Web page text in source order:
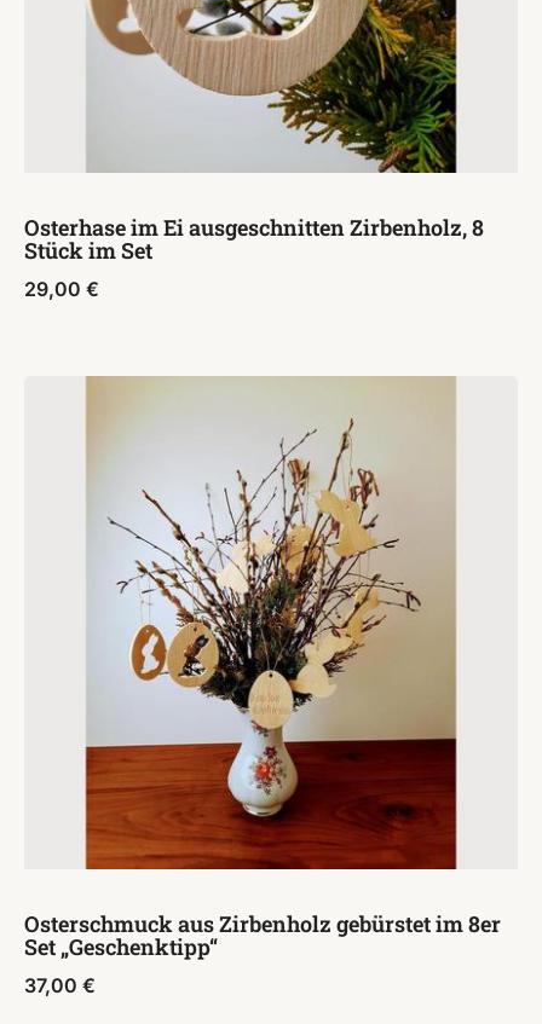
Osterhase im Ei ausgeschnitten Zirbenholz, 8
Stück im Set
29,00 €
Osterschmuck aus Zirbenholz gebürstet im 8er
Set „Geschenktipp“
37,00 €